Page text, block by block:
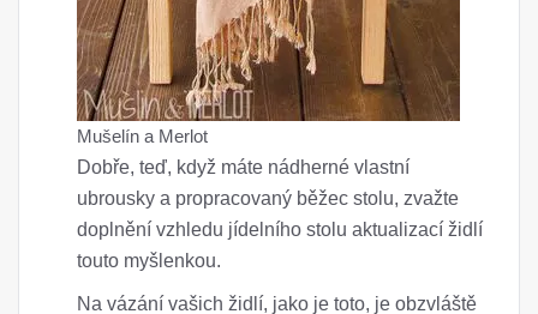
Mušelín a Merlot
Dobře, teď, když máte nádherné vlastní
ubrousky a propracovaný běžec stolu, zvažte
doplnění vzhledu jídelního stolu aktualizací židlí
touto myšlenkou.
Na vázání vašich židlí, jako je toto, je obzvláště